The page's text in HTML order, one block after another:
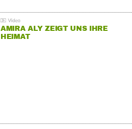
AMIRA ALY ZEIGT UNS IHRE
HEIMAT